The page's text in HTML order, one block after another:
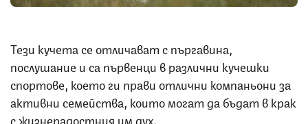
Тези кучета се отличават с пъргавина,
послушание и са първенци в различни кучешки
спортове, което ги прави отлични компаньони за
активни семейства, които могат да бъдат в крак
с жизнерадостния им дух.